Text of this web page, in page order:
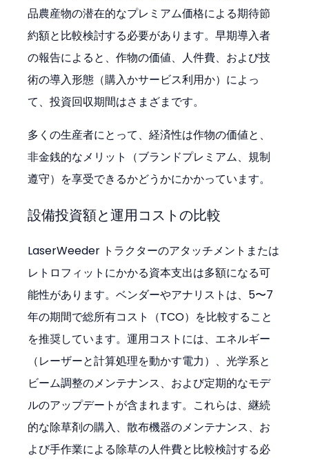
品農産物の潜在的なプレミアム価格による期待節
約額と比較検討する必要があります。早期導入者
の報告によると、作物の価値、人件費、および技
術の導入形態（購入かサービス利用か）によっ
て、投資回収期間はさまざまです。
多くの生産者にとって、経済性は作物の価値と、
非金銭的なメリット（ブランドプレミアム、規制
遵守）を享受できるかどうかにかかっています。
設備投資額と運用コストの比較
LaserWeeder トラクターのアタッチメントまたは
レトロフィットにかかる資本支出は多額になる可
能性があります。ベンダーやアナリストは、5〜7
年の期間で総所有コスト（TCO）を比較すること
を推奨しています。運用コストには、エネルギー
（レーザーと計算処理を動かす電力）、光学系と
ビーム調整のメンテナンス、および定期的なモデ
ルのアップデートが含まれます。これらは、継続
的な除草剤の購入、散布機器のメンテナンス、お
よび手作業による除草の人件費と比較検討する必